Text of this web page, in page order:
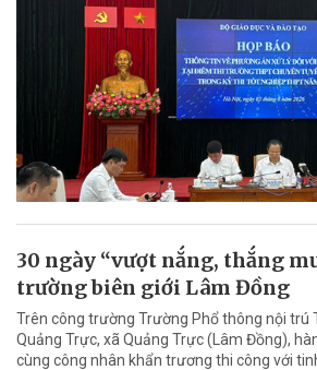
30 ngày “vượt nắng, thắng
trường biên giới Lâm Đồng
Trên công trường Trường Phổ thông nội trú
Quảng Trực, xã Quảng Trực (Lâm Đồng),
cùng công nhân khẩn trương thi công với